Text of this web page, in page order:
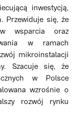
inwestycją,
Przewiduje się, że
wsparcia oraz
w ramach
mikroinstalacji
Szacuje się, że
w Polsce
wzrośnie o
rozwój rynku